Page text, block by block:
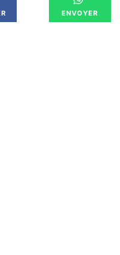
ENVOYER